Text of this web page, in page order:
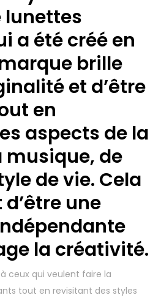
lunettes
a été créé en
brille
et d’être
en
aspects de la
musique, de
de vie. Cela
une
la créativité.
ceux qui veulent faire la
tout en revisitant des styles